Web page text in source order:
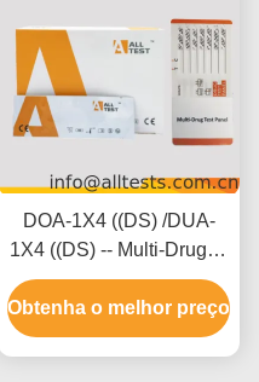
DOA-1X4 ((DS) /DUA-
1X4 ((DS) -- Multi-Drug 2-
20 Drugs Rapid Test
(Urin)
Obtenha o melhor preço